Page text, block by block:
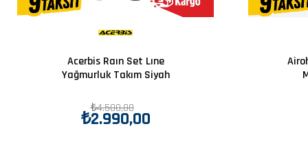
Acerbis Raın Set Lıne
Yağmurluk Takım Siyah
₺2.990,00
₺4.500,00